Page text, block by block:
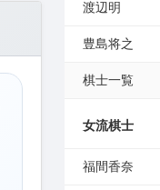
渡辺明
豊島将之
棋士一覧
女流棋士
福間香奈